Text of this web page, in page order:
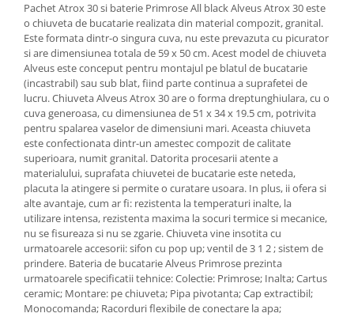
Pachet Atrox 30 si baterie Primrose All black Alveus Atrox 30 este
o chiuveta de bucatarie realizata din material compozit, granital.
Este formata dintr-o singura cuva, nu este prevazuta cu picurator
si are dimensiunea totala de 59 x 50 cm. Acest model de chiuveta
Alveus este conceput pentru montajul pe blatul de bucatarie
(incastrabil) sau sub blat, fiind parte continua a suprafetei de
lucru. Chiuveta Alveus Atrox 30 are o forma dreptunghiulara, cu o
cuva generoasa, cu dimensiunea de 51 x 34 x 19.5 cm, potrivita
pentru spalarea vaselor de dimensiuni mari. Aceasta chiuveta
este confectionata dintr-un amestec compozit de calitate
superioara, numit granital. Datorita procesarii atente a
materialului, suprafata chiuvetei de bucatarie este neteda,
placuta la atingere si permite o curatare usoara. In plus, ii ofera si
alte avantaje, cum ar fi: rezistenta la temperaturi inalte, la
utilizare intensa, rezistenta maxima la socuri termice si mecanice,
nu se fisureaza si nu se zgarie. Chiuveta vine insotita cu
urmatoarele accesorii: sifon cu pop up; ventil de 3 1 2 ; sistem de
prindere. Bateria de bucatarie Alveus Primrose prezinta
urmatoarele specificatii tehnice: Colectie: Primrose; Inalta; Cartus
ceramic; Montare: pe chiuveta; Pipa pivotanta; Cap extractibil;
Monocomanda; Racorduri flexibile de conectare la apa;